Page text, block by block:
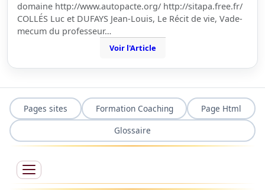
domaine http://www.autopacte.org/ http://sitapa.free.fr/
COLLÉS Luc et DUFAYS Jean-Louis, Le Récit de vie, Vade-
mecum du professeur…
Voir l'Article
Pages sites Formation Coaching
Page Html
Glossaire